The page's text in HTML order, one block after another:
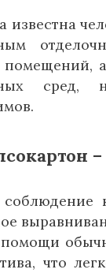
известна
а
сред,
что